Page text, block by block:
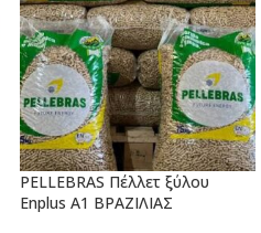
PELLEBRAS Πέλλετ ξύλου
Enplus A1 ΒΡΑΖΙΛΙΑΣ